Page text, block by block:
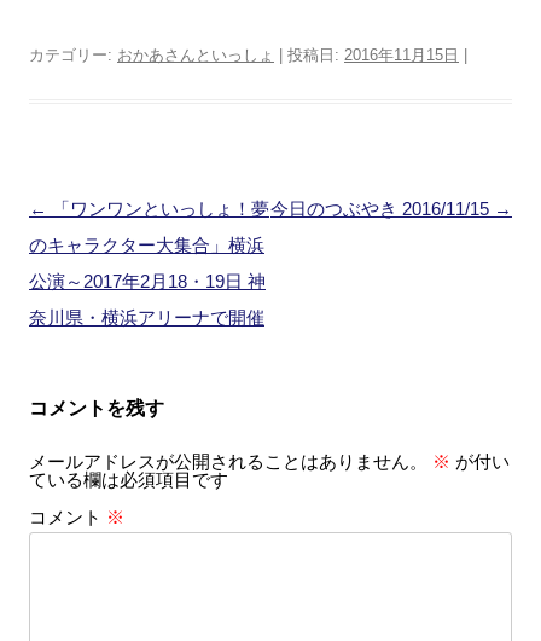
カテゴリー: おかあさんといっしょ | 投稿日: 2016年11月15日 |
投
稿
ナ
ビ
ョ
←
「ワンワンといっしょ！夢
のキャラクター大集合」横浜
公演～2017年2月18・19日 神
奈川県・横浜アリーナで開催
今日のつぶやき 2016/11/15 →
コメントを残す
メールアドレスが公開されることはありません。 ※ が付い
ている欄は必須項目です
コメント ※